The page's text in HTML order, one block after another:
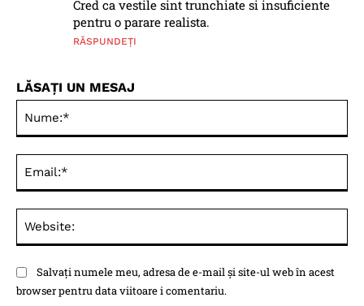
Cred ca vestile sint trunchiate si insuficiente
pentru o parare realista.
RĂSPUNDEȚI
LĂSAȚI UN MESAJ
Salvați numele meu, adresa de e-mail și site-ul web în acest
browser pentru data viitoare i comentariu.